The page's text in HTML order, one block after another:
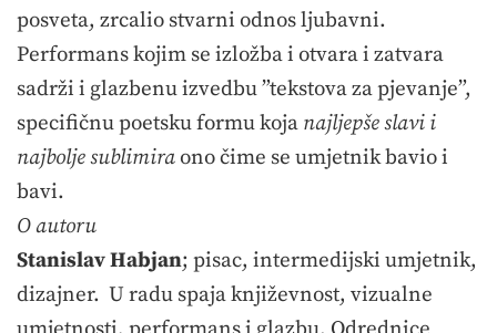
posveta, zrcalio stvarni odnos ljubavni.
Performans kojim se izložba i otvara i zatvara
sadrži i glazbenu izvedbu ”tekstova za pjevanje”,
specifičnu poetsku formu koja najljepše slavi i
najbolje sublimiraono čime se umjetnik bavio i
bavi.
O autoru
Stanislav Habjan; pisac, intermedijski umjetnik,
dizajner. U radu spaja književnost, vizualne